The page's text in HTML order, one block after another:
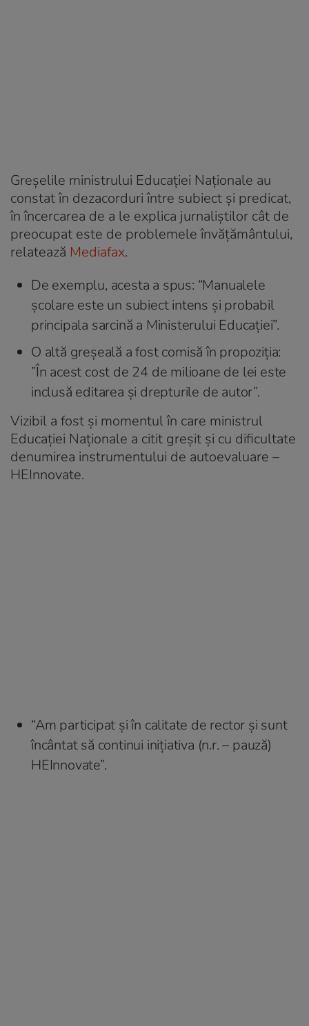
Greşelile ministrului Educaţiei Naţionale au
constat în dezacorduri între subiect şi predicat,
în încercarea de a le explica jurnaliştilor cât de
preocupat este de problemele învăţământului,
relatează Mediafax.
De exemplu, acesta a spus: “Manualele
şcolare este un subiect intens şi probabil
principala sarcină a Ministerului Educaţiei”.
O altă greşeală a fost comisă în propoziţia:
”În acest cost de 24 de milioane de lei este
inclusă editarea şi drepturile de autor”.
Vizibil a fost şi momentul în care ministrul
Educaţiei Naţionale a citit greşit şi cu dificultate
denumirea instrumentului de autoevaluare –
HEInnovate.
“Am participat şi în calitate de rector şi sunt
încântat să continui iniţiativa (n.r. – pauză)
HEInnovate”.